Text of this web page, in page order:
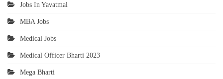
Jobs In Yavatmal
MBA Jobs
Medical Jobs
Medical Officer Bharti 2023
Mega Bharti